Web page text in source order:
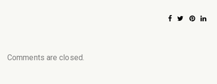
Comments are closed.